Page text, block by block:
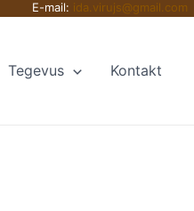
E-mail: ida.virujs@gmail.com
Tegevus Kontakt